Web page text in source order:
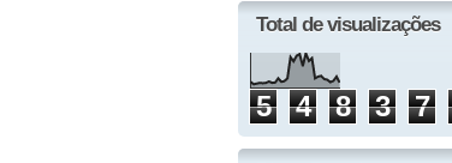
Total de visualizações
5 4 8 3 7